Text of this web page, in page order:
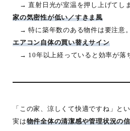
→ 直射日光が室温を押し上げてしま
家の気密性が低い／すきま風
→ 特に築年数のある物件は要注意。
エアコン自体の買い替えサイン
→ 10年以上経っていると効率が落
「この家、涼しくて快適ですね」と
実は物件全体の清潔感や管理状況の